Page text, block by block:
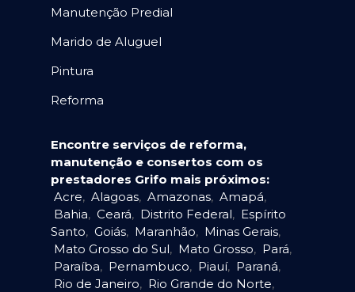
Manutenção Predial
Marido de Aluguel
Pintura
Reforma
Encontre serviços de reforma,
manutenção e consertos com os
prestadores Grifo mais próximos:
Acre, Alagoas, Amazonas, Amapá,
Bahia, Ceará, Distrito Federal, Espírito
Santo, Goiás, Maranhão, Minas Gerais,
Mato Grosso do Sul, Mato Grosso, Pará,
Paraíba, Pernambuco, Piauí, Paraná,
Rio de Janeiro, Rio Grande do Norte,